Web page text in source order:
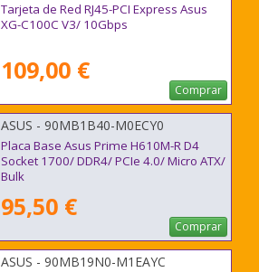
Tarjeta de Red RJ45-PCI Express Asus
XG-C100C V3/ 10Gbps
109,00 €
Comprar
ASUS - 90MB1B40-M0ECY0
Placa Base Asus Prime H610M-R D4
Socket 1700/ DDR4/ PCIe 4.0/ Micro ATX/
Bulk
95,50 €
Comprar
ASUS - 90MB19N0-M1EAYC